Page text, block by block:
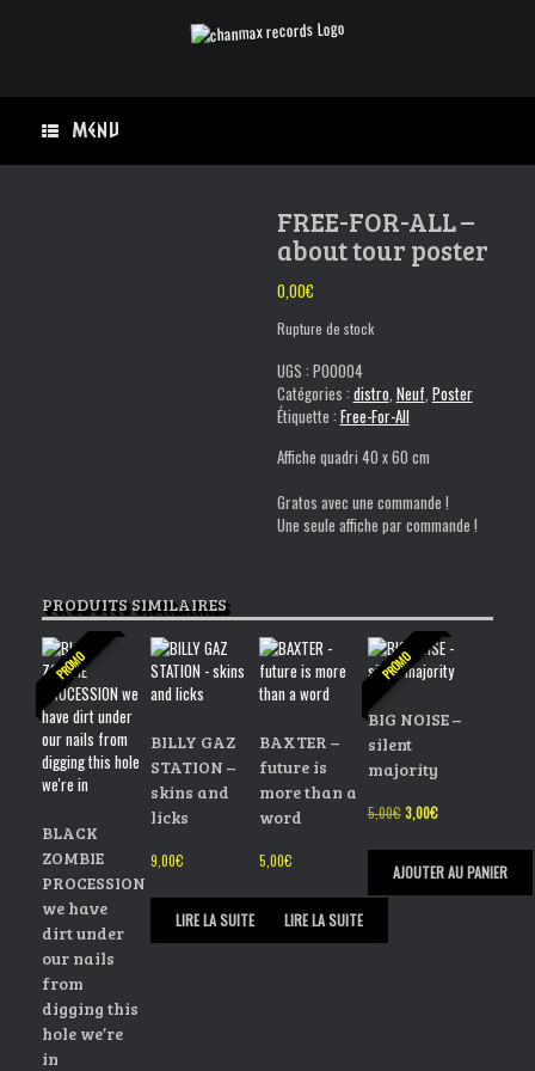
Menu
FREE-FOR-ALL –
about tour poster
0,00€
Rupture de stock
UGS : PO0004
Catégories : distro Neuf Poster
Étiquette : Free-For-All
Affiche quadri 40 x 60 cm
Gratos avec une commande !
Une seule affiche par commande !
PRODUITS SIMILAIRES
PROMO
BLACK
ZOMBIE
PROCESSION
we have
dirt under
our nails
from
digging this
hole we’re
in
BILLY GAZ
STATION –
skins and
licks
9,00€
LIRE LA SUITE
BAXTER –
future is
more than a
word
5,00€
LIRE LA SUITE
PROMO
BIG NOISE –
silent
majority
5,00€ Le
initial
était :
3,00€Le
actuel
est :
AJOUTER AU PANIER